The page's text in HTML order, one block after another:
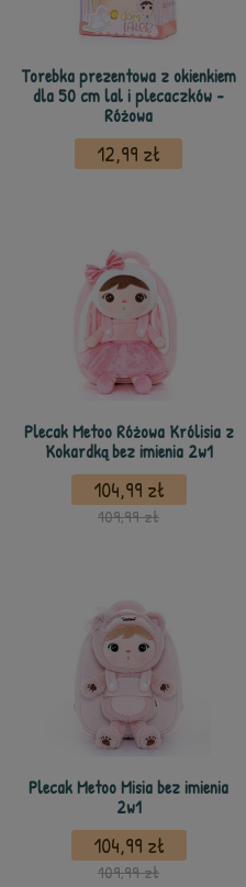
Torebka prezentowa z okienkiem
dla 50 cm lal i plecaczków -
Różowa
12,99 zł
Plecak Metoo Różowa Królisia z
Kokardką bez imienia 2w1
104,99 zł
109,99 zł
Plecak Metoo Misia bez imienia
2w1
104,99 zł
109,99 zł